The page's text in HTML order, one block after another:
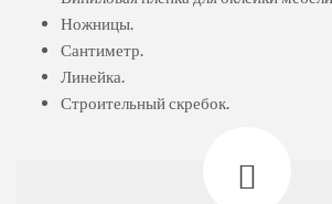
Ножницы.
Сантиметр.
Линейка.
Строительный скребок.